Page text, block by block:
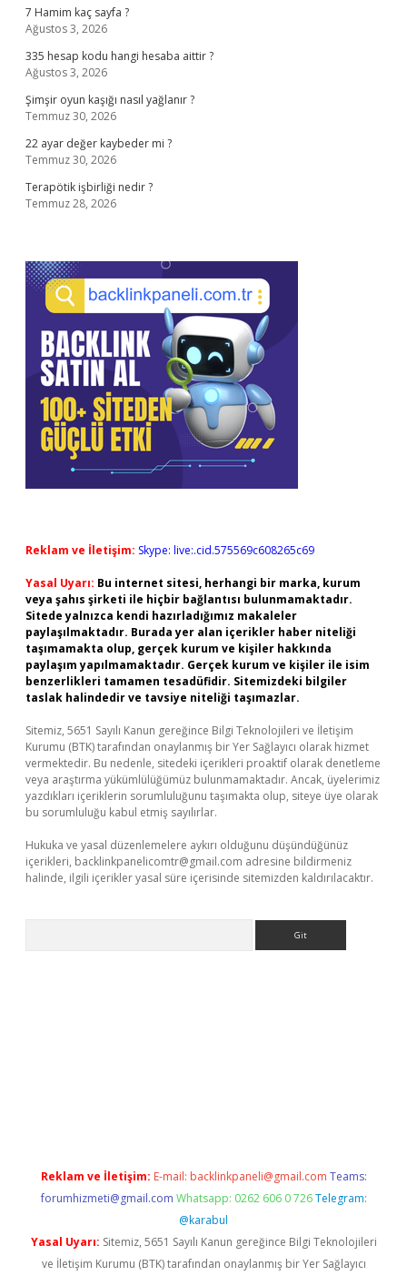
7 Hamim kaç sayfa ?
Ağustos 3, 2026
335 hesap kodu hangi hesaba aittir ?
Ağustos 3, 2026
Şimşir oyun kaşığı nasıl yağlanır ?
Temmuz 30, 2026
22 ayar değer kaybeder mi ?
Temmuz 30, 2026
Terapötik işbirliği nedir ?
Temmuz 28, 2026
Reklam ve İletişim: Skype: live:.cid.575569c608265c69
Yasal Uyarı: Bu internet sitesi, herhangi bir marka, kurum
veya şahıs şirketi ile hiçbir bağlantısı bulunmamaktadır.
Sitede yalnızca kendi hazırladığımız makaleler
paylaşılmaktadır. Burada yer alan içerikler haber niteliği
taşımamakta olup, gerçek kurum ve kişiler hakkında
paylaşım yapılmamaktadır. Gerçek kurum ve kişiler ile isim
benzerlikleri tamamen tesadüfidir. Sitemizdeki bilgiler
taslak halindedir ve tavsiye niteliği taşımazlar.
Sitemiz, 5651 Sayılı Kanun gereğince Bilgi Teknolojileri ve İletişim
Kurumu (BTK) tarafından onaylanmış bir Yer Sağlayıcı olarak hizmet
vermektedir. Bu nedenle, sitedeki içerikleri proaktif olarak denetleme
veya araştırma yükümlülüğümüz bulunmamaktadır. Ancak, üyelerimiz
yazdıkları içeriklerin sorumluluğunu taşımakta olup, siteye üye olarak
bu sorumluluğu kabul etmiş sayılırlar.
Hukuka ve yasal düzenlemelere aykırı olduğunu düşündüğünüz
içerikleri, backlinkpanelicomtr@gmail.com adresine bildirmeniz
halinde, ilgili içerikler yasal süre içerisinde sitemizden kaldırılacaktır.
Reklam ve İletişim: E-mail: backlinkpaneli@gmail.com Teams:
forumhizmeti@gmail.com Whatsapp: 0262 606 0 726 Telegram:
@karabul
Yasal Uyarı: Sitemiz, 5651 Sayılı Kanun gereğince Bilgi Teknolojileri
ve İletişim Kurumu (BTK) tarafından onaylanmış bir Yer Sağlayıcı